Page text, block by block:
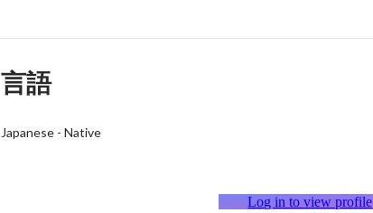
言語
Japanese- Native
Log in to view profile